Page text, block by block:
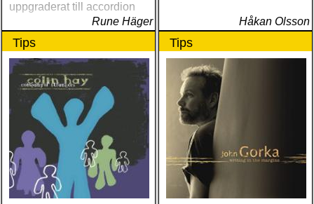
uppgraderat till accordion
Rune Häger
Håkan Olsson
Tips Tips